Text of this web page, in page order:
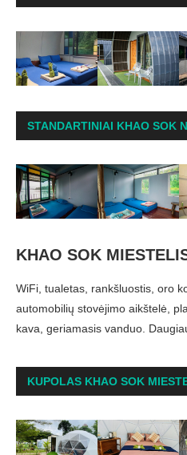
STANDARTINIAI KHAO SOK
KHAO SOK
WiFi, tualetas, rankšluostis, oro
automobilių stovėjimo aikštelė,
kava, geriamasis vanduo.
KUPOLAS KHAO SOK